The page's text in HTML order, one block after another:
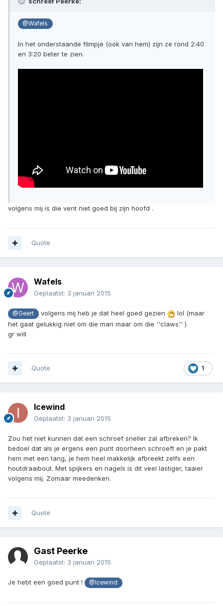
@Wafels
In het onderstaande filmpje (ook van hem) zijn ze rond 2:40
en 3:20 beter te zien.
volgens mij is die vent niet goed bij zijn hoofd .
Quote
Wafels
Geplaatst: 3 januari 2015
@Geert volgens mij heb je dat heel goed gezien
lol (maar
het gaat gelukkig niet om die man maar om die ''claws'' )
gr will
1
Quote
Icewind
Geplaatst: 3 januari 2015
Zou het niet kunnen dat een schroef sneller zal afbreken? Ik
bedoel dat als je ergens een punt doorheen schroeft en je pakt
hem met een tang, je hem heel makkelijk afbreekt zelfs een
houtdraaibout. Met spijkers en nagels is dit veel lastiger, taaier
volgens mij. Zomaar meedenken.
Quote
Gast Peerke
Geplaatst: 3 januari 2015
Je hebt een goed punt ! @Icewind